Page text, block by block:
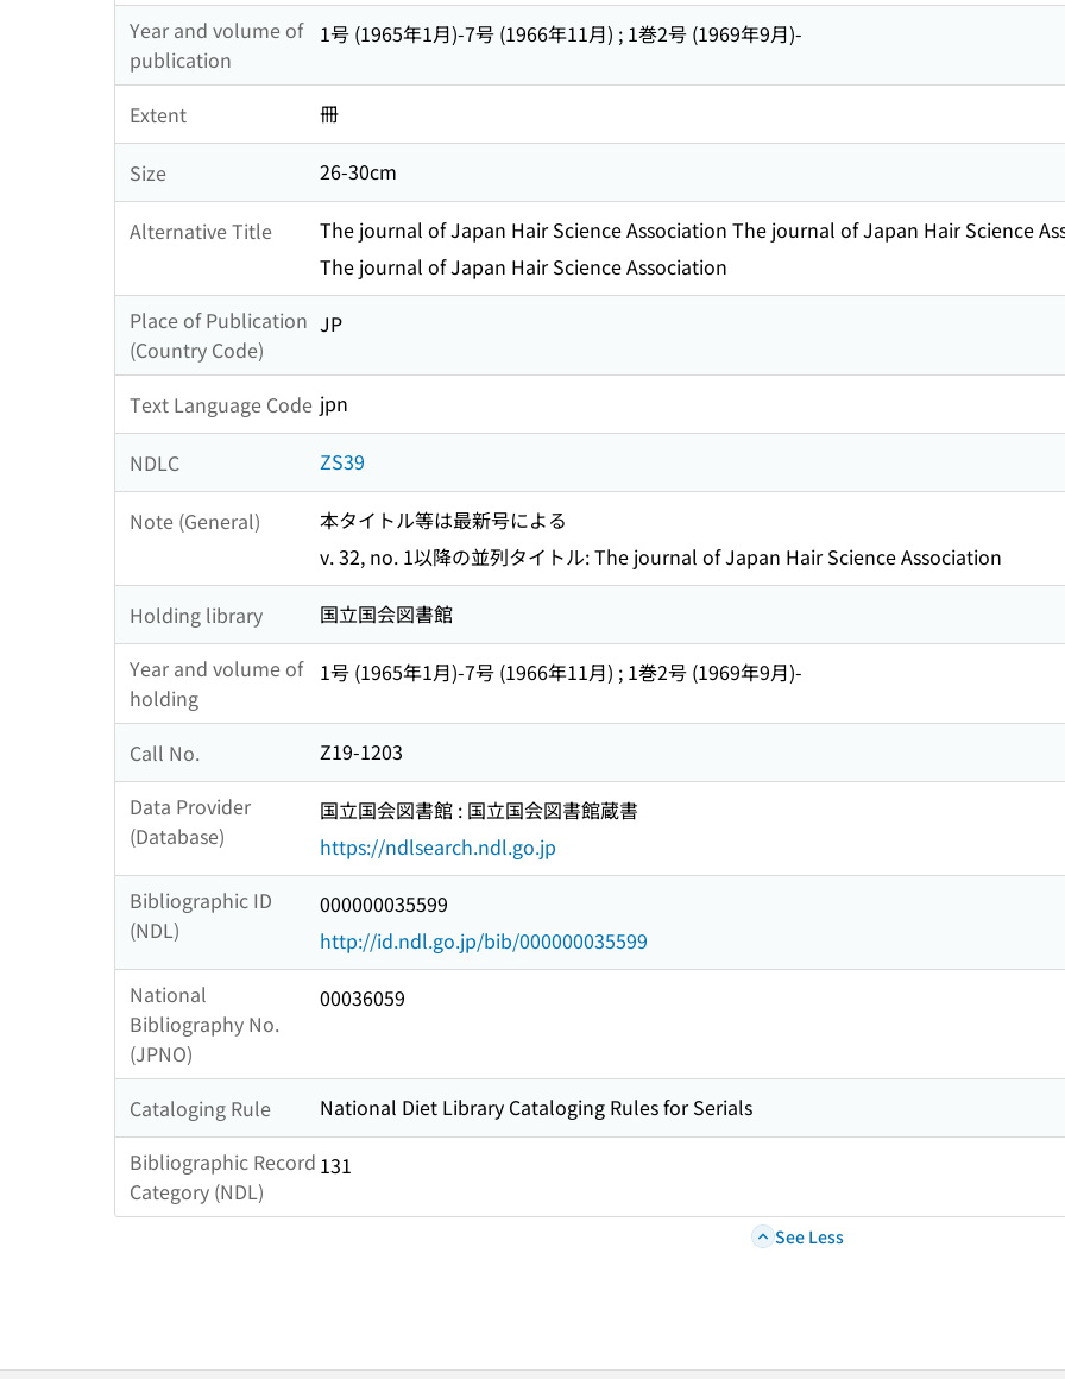
Year and volume of
publication
1号 (1965年1月)-7号 (1966年11月) ; 1巻2号 (1969年9月)-
Extent 冊
Size 26-30cm
Alternative Title
The journal of Japan Hair Science Association The journal of Japan Hair Science
The journal of Japan Hair Science Association
Place of Publication
(Country Code)
JP
Text Language Code jpn
NDLC ZS39
Note (General)
本タイトル等は最新号による
v. 32, no. 1以降の並列タイトル: The journal of Japan Hair Science Association
Holding library
国立国会図書館
Year and volume of
holding
1号 (1965年1月)-7号 (1966年11月) ; 1巻2号 (1969年9月)-
Call No.
Z19-1203
Data Provider
(Database)
国立国会図書館 : 国立国会図書館蔵書
https://ndlsearch.ndl.go.jp
Bibliographic ID
(NDL)
000000035599
http://id.ndl.go.jp/bib/000000035599
National
Bibliography No.
(JPNO)
00036059
Cataloging Rule
National Diet Library Cataloging Rules for Serials
Bibliographic Record
Category (NDL)
131
See Less